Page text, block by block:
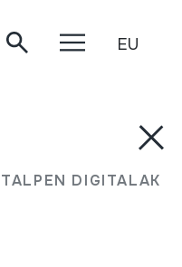
DIGITALAK
EU